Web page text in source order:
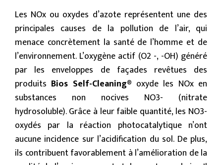
Les NOx ou oxydes d’azote représentent une des
principales causes de la pollution de l’air, qui
menace concrètement la santé de l’homme et de
l’environnement. L’oxygène actif (O2 -, -OH) généré
par les enveloppes de façades revêtues des
produits Bios Self-Cleaning® oxyde les NOx en
substances non nocives NO3- (nitrate
hydrosoluble). Grâce à leur faible quantité, les NO3-
oxydés par la réaction photocatalytique n’ont
aucune incidence sur l’acidification du sol. De plus,
ils contribuent favorablement à l’amélioration de la